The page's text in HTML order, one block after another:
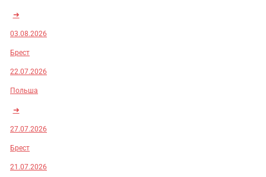
➜
03.08.2026
Брест
22.07.2026
Польша
➜
27.07.2026
Брест
21.07.2026